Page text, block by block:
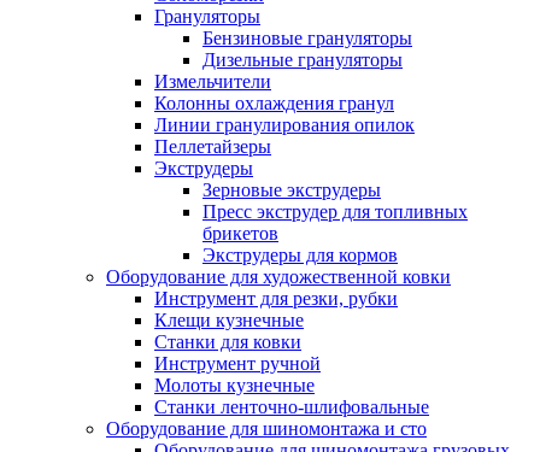
Грануляторы
Бензиновые грануляторы
Дизельные грануляторы
Измельчители
Колонны охлаждения гранул
Линии гранулирования опилок
Пеллетайзеры
Экструдеры
Зерновые экструдеры
Пресс экструдер для топливных
брикетов
Экструдеры для кормов
Оборудование для художественной ковки
Инструмент для резки, рубки
Клещи кузнечные
Станки для ковки
Инструмент ручной
Молоты кузнечные
Станки ленточно-шлифовальные
Оборудование для шиномонтажа и сто